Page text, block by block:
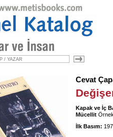
Cevat
Kapak ve İç
Mücellit
İlk Basım: